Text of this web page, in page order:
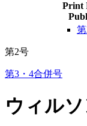
Print
第2号
第3・4合併号
ウィル